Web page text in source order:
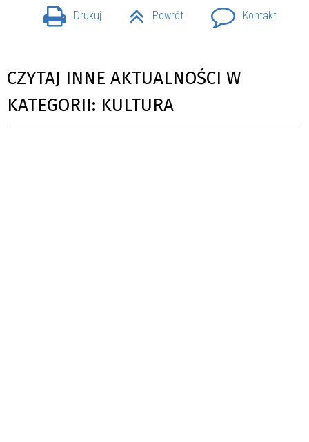
Drukuj Powrót Kontakt
CZYTAJ INNE AKTUALNOŚCI W
KATEGORII: KULTURA